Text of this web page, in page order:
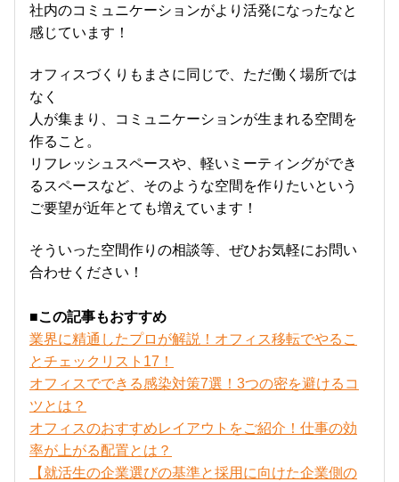
社内のコミュニケーションがより活発になったなと
感じています！
オフィスづくりもまさに同じで、ただ働く場所では
なく
人が集まり、コミュニケーションが生まれる空間を
作ること。
リフレッシュスペースや、軽いミーティングができ
るスペースなど、そのような空間を作りたいという
ご要望が近年とても増えています！
そういった空間作りの相談等、ぜひお気軽にお問い
合わせください！
■この記事もおすすめ
業界に精通したプロが解説！オフィス移転でやるこ
とチェックリスト17！
オフィスでできる感染対策7選！3つの密を避けるコ
ツとは？
オフィスのおすすめレイアウトをご紹介！仕事の効
率が上がる配置とは？
【就活生の企業選びの基準と採用に向けた企業側の